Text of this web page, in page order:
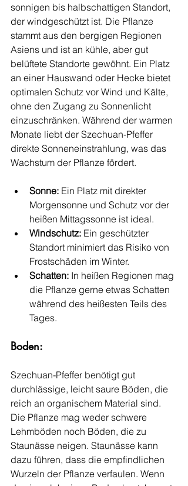
sonnigen bis halbschattigen Standort,
der windgeschützt ist. Die Pflanze
stammt aus den bergigen Regionen
Asiens und ist an kühle, aber gut
belüftete Standorte gewöhnt. Ein Platz
an einer Hauswand oder Hecke bietet
optimalen Schutz vor Wind und Kälte,
ohne den Zugang zu Sonnenlicht
einzuschränken. Während der warmen
Monate liebt der Szechuan-Pfeffer
direkte Sonneneinstrahlung, was das
Wachstum der Pflanze fördert.
Sonne: Ein Platz mit direkter
Morgensonne und Schutz vor der
heißen Mittagssonne ist ideal.
Windschutz: Ein geschützter
Standort minimiert das Risiko von
Frostschäden im Winter.
Schatten: In heißen Regionen mag
die Pflanze gerne etwas Schatten
während des heißesten Teils des
Tages.
Boden:
Szechuan-Pfeffer benötigt gut
durchlässige, leicht saure Böden, die
reich an organischem Material sind.
Die Pflanze mag weder schwere
Lehmböden noch Böden, die zu
Staunässe neigen. Staunässe kann
dazu führen, dass die empfindlichen
Wurzeln der Pflanze verfaulen. Wenn